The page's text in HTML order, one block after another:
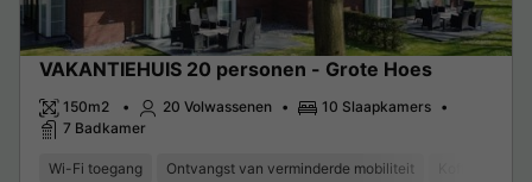
VAKANTIEHUIS 20 personen - Grote Hoes
150m2 20 Volwassenen
10 Slaapkamers
7 Badkamer
Wi-Fi toegang Ontvangst van verminderde mobiliteit